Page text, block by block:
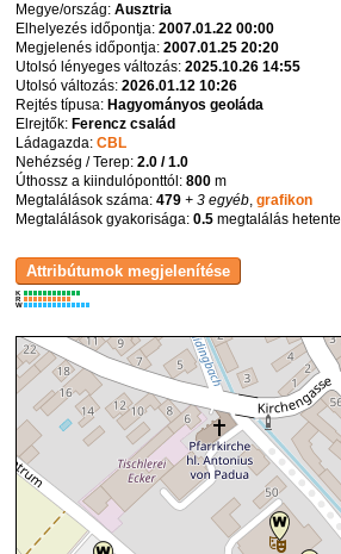
Megye/ország:Ausztria
Elhelyezés időpontja:2007.01.22 00:00
Megjelenés időpontja:2007.01.25 20:20
Utolsó lényeges változás:2025.10.26 14:55
Utolsó változás:2026.01.12 10:26
Rejtés típusa: Hagyományos geoláda
Elrejtők: Ferencz család
Ládagazda:CBL
Nehézség / Terep:2.0 / 1.0
Úthossz a kiindulóponttól:800 m
Megtalálások száma:479 + 3 egyéb,grafikon
Megtalálások gyakorisága:0.5 megtalálás hetente
K
R
W